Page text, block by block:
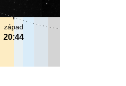
západ
20:44